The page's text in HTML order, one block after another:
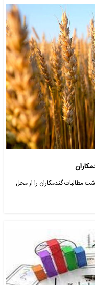
گندمکاران را از محل